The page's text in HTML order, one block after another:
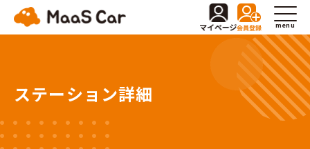
menu
ステーション詳細